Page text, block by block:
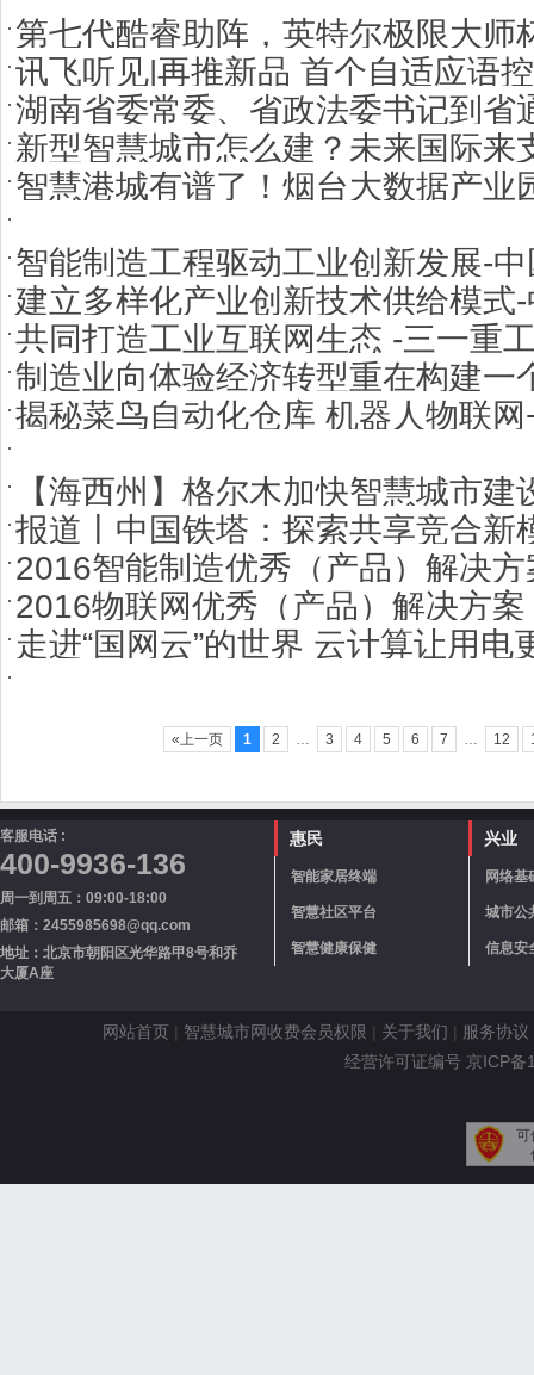
第七代酷睿助阵，英特尔极限大师
讯飞听见|再推新品 首个自适应语
湖南省委常委、省政法委书记到省
电信网络诈骗工作
新型智慧城市怎么建？未来国际来
智慧港城有谱了！烟台大数据产业
智能制造工程驱动工业创新发展-
工程师、国家制造强国建设战略咨
建立多样化产业创新技术供给模式
院士、国家制造强国建设战略咨询
共同打造工业互联网生态 -三一重
裁、首席流程信息官贺东东
制造业向体验经济转型重在构建一
主席、首席执行官张瑞敏
揭秘菜鸟自动化仓库 机器人物联
【海西州】格尔木加快智慧城市建
报道丨中国铁塔：探索共享竞合新
2016智能制造优秀（产品）解决方
2016物联网优秀（产品）解决方案
走进“国网云”的世界 云计算让用电
«上一页 1 2 … 3 4 5 6 7 … 12
客服电话 :
400-9936-136
周一到周五：09:00-18:00
邮箱：2455985698@qq.com
地址：北京市朝阳区光华路甲8号和乔
大厦A座
惠民
智能家居终端
智慧社区平台
智慧健康保健
兴业
网络基
城市公
信息安
网站首页 | 智慧城市网收费会员权限 | 关于我们 | 服务协议
经营许可证编号 京ICP
可